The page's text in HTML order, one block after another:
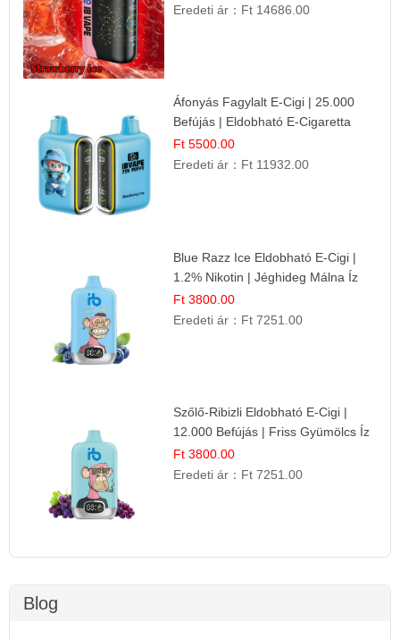
Eredeti ár： Ft 14686.00
Áfonyás Fagylalt E-Cigi | 25.000
Befújás | Eldobható E-Cigaretta
Ft 5500.00
Eredeti ár： Ft 11932.00
Blue Razz Ice Eldobható E-Cigi |
1.2% Nikotin | Jéghideg Málna Íz
Ft 3800.00
Eredeti ár： Ft 7251.00
Szőlő-Ribizli Eldobható E-Cigi |
12.000 Befújás | Friss Gyümölcs Íz
Ft 3800.00
Eredeti ár： Ft 7251.00
Blog